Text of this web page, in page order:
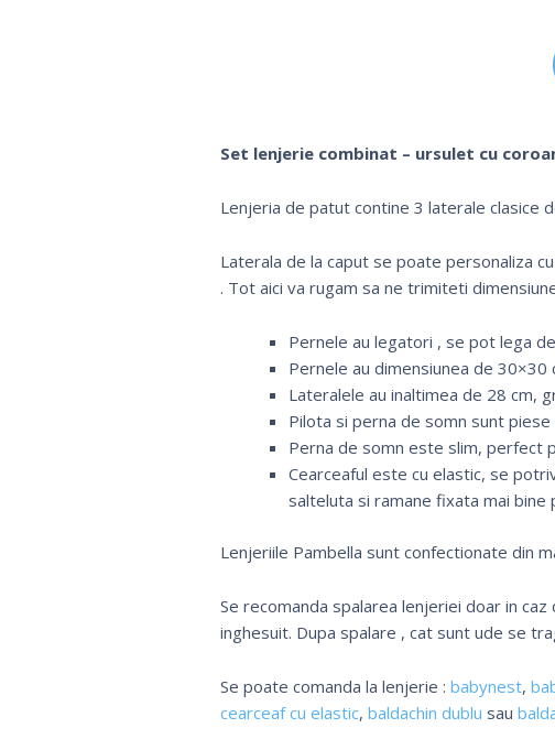
Set lenjerie combinat – ursulet cu
Lenjeria de patut contine 3 laterale clasice
Laterala de la caput se poate personaliza
. Tot aici va rugam sa ne trimiteti
Pernele au legatori , se pot lega
Pernele au dimensiunea de
Lateralele au inaltimea de 28 cm,
Pilota si perna de somn sunt
Perna de somn este slim, perfect
Cearceaful este cu elastic, se
salteluta si ramane fixata mai bine
Lenjeriile Pambella sunt confectionate din
Se recomanda spalarea lenjeriei doar in
inghesuit. Dupa spalare , cat sunt ude se
Se poate comanda la lenjerie : babynest,
cearceaf cu elastic, baldachin dublu sau